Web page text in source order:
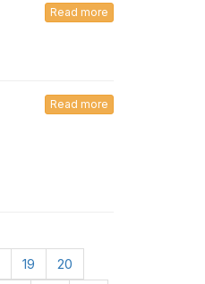
Read more
Read more
19
20